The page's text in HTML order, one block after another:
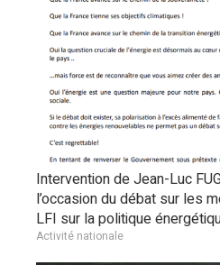
Intervention de Jean-Luc
l’occasion du débat sur les
LFI sur la politique
Activité nationale